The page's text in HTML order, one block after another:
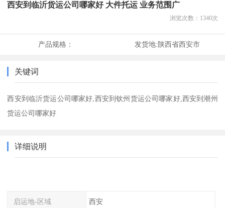
西安到临沂货运公司哪家好 大件托运 业务范围广
浏览次数： 1340次
产品规格： 发货地:陕西省西安市
关键词
西安到临沂货运公司哪家好,西安到钦州货运公司哪家好,西安到潮州
货运公司哪家好
详细说明
启运地-区域 西安